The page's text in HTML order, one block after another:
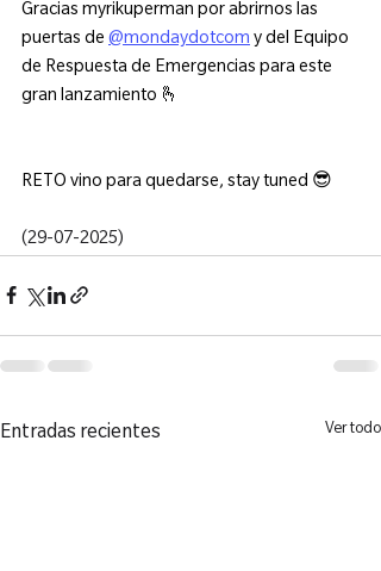
Gracias myrikuperman por abrirnos las
puertas de @mondaydotcom y del Equipo
de Respuesta de Emergencias para este
gran lanzamiento 🫰
RETO vino para quedarse, stay tuned 😎
(29-07-2025)
Entradas recientes Ver todo